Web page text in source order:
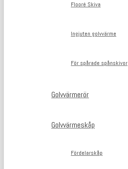
Flooré Skiva
Ingjuten golvvärme
För spårade spånskivor
Golvvärmerör
Golvvärmeskåp
Fördelarskåp